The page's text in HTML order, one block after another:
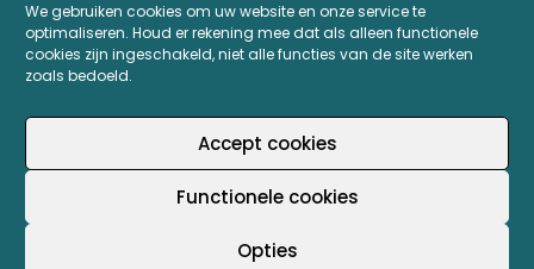
We gebruiken cookies om uw website en onze service te
optimaliseren. Houd er rekening mee dat als alleen functionele
cookies zijn ingeschakeld, niet alle functies van de site werken
zoals bedoeld.
Accept cookies
Functionele cookies
Opties